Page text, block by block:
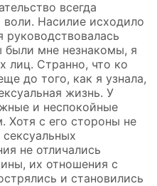
всегда
Насилие исходило
руководствовалась
мне незнакомы, я
лиц. Странно, что ко
до того, как я узнала,
жизнь. У
и неспокойные
Хотя с его стороны не
не отличались
их отношения с
и становились